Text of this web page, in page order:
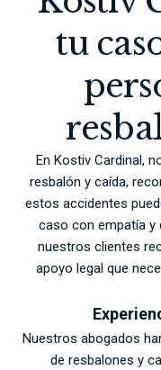
tu
En Kostiv Cardinal,
resbalón y caída,
estos accidentes
caso con empatía y
nuestros clientes
apoyo legal que
Nuestros abogados
de resbalones y